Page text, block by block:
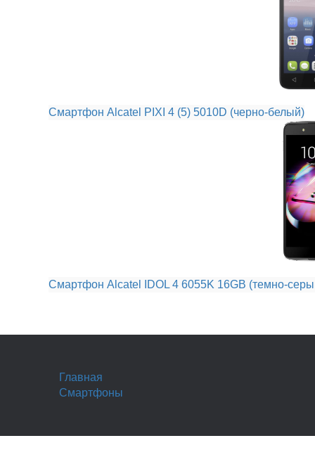
Смартфон Alcatel PIXI 4 (5) 5010D (черно-белый)
Смартфон Alcatel IDOL 4 6055K 16GB (темно-
Главная
Смартфоны